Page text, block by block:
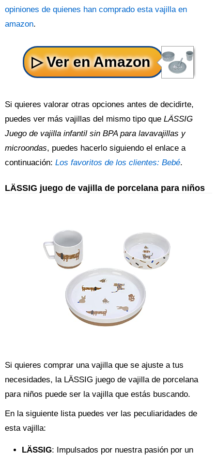
opiniones de quienes han comprado esta vajilla en
amazon.
Si quieres valorar otras opciones antes de decidirte,
puedes ver más vajillas del mismo tipo que LÄSSIG
Juego de vajilla infantil sin BPA para lavavajillas y
microondas, puedes hacerlo siguiendo el enlace a
continuación: Los favoritos de los clientes: Bebé.
LÄSSIG juego de vajilla de porcelana para niños
Si quieres comprar una vajilla que se ajuste a tus
necesidades, la LÄSSIG juego de vajilla de porcelana
para niños puede ser la vajilla que estás buscando.
En la siguiente lista puedes ver las peculiaridades de
esta vajilla:
LÄSSIG: Impulsados por nuestra pasión por un